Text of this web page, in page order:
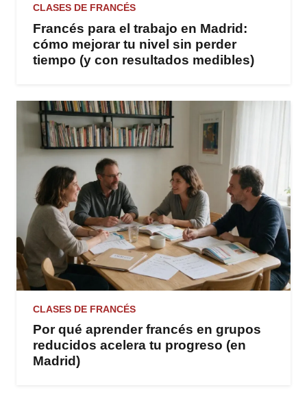
CLASES DE FRANCÉS
Francés para el trabajo en Madrid:
cómo mejorar tu nivel sin perder
tiempo (y con resultados medibles)
CLASES DE FRANCÉS
Por qué aprender francés en grupos
reducidos acelera tu progreso (en
Madrid)